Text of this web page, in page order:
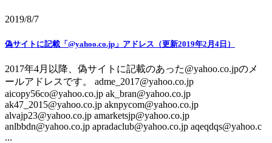
2019/8/7
偽サイトに記載「@yahoo.co.jp」アドレス（更新2019年2月4日）
2017年4月以降、偽サイトに記載のあった@yahoo.co.jpのメ
ールアドレスです。 adme_2017@yahoo.co.jp
aicopy56co@yahoo.co.jp ak_bran@yahoo.co.jp
ak47_2015@yahoo.co.jp aknpycom@yahoo.co.jp
alvajp23@yahoo.co.jp amarketsjp@yahoo.co.jp
anlbbdn@yahoo.co.jp apradaclub@yahoo.co.jp aqeqdqs@yahoo.c
...